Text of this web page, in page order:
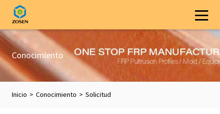
Conocimiento
Inicio > Conocimiento > Solicitud